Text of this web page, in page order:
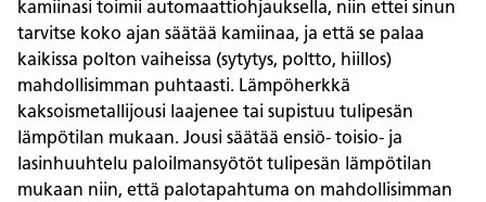
kamiinasi toimii automaattiohjauksella, niin ettei sinun
tarvitse koko ajan säätää kamiinaa, ja että se palaa
kaikissa polton vaiheissa (sytytys, poltto, hiillos)
mahdollisimman puhtaasti. Lämpöherkkä
kaksoismetallijousi laajenee tai supistuu tulipesän
lämpötilan mukaan. Jousi säätää ensiö- toisio- ja
lasinhuuhtelu paloilmansyötöt tulipesän lämpötilan
mukaan niin, että palotapahtuma on mahdollisimman